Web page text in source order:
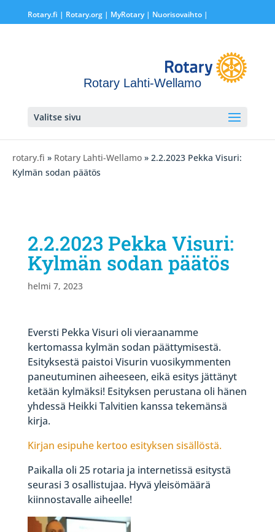
Rotary.fi | Rotary.org| MyRotary | Nuorisovaihto|
Rotary Lahti-Wellamo
Valitse sivu
rotary.fi » Rotary Lahti-Wellamo » 2.2.2023 Pekka Visuri:
Kylmän sodan päätös
2.2.2023 Pekka Visuri:
Kylmän sodan päätös
helmi 7, 2023
Eversti Pekka Visuri oli vieraanamme
kertomassa kylmän sodan päättymisestä.
Esityksestä paistoi Visurin vuosikymmenten
paneutuminen aiheeseen, eikä esitys jättänyt
ketään kylmäksi! Esityksen perustana oli hänen
yhdessä Heikki Talvitien kanssa tekemänsä
kirja.
Kirjan esipuhe kertoo esityksen sisällöstä.
Paikalla oli 25 rotaria ja internetissä esitystä
seurasi 3 osallistujaa. Hyvä yleisömäärä
kiinnostavalle aiheelle!